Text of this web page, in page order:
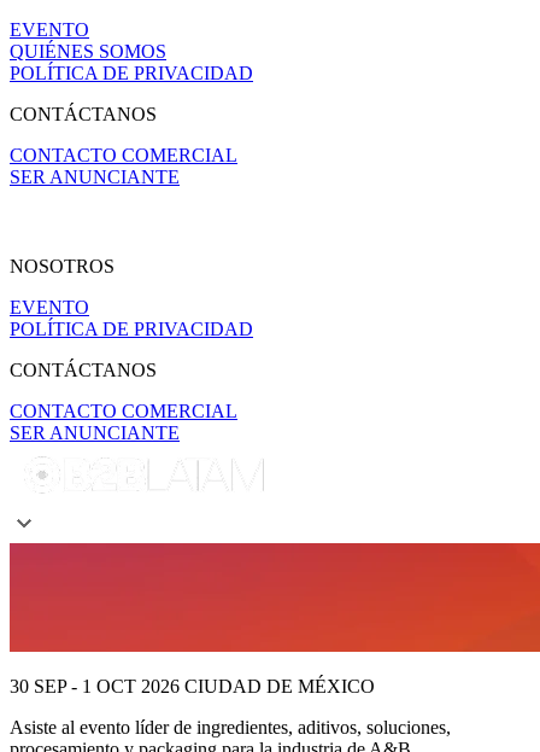
EVENTO
QUIÉNES SOMOS
POLÍTICA DE PRIVACIDAD
CONTÁCTANOS
CONTACTO COMERCIAL
SER ANUNCIANTE
NOSOTROS
EVENTO
POLÍTICA DE PRIVACIDAD
CONTÁCTANOS
CONTACTO COMERCIAL
SER ANUNCIANTE
30 SEP - 1 OCT 2026 CIUDAD DE MÉXICO
Asiste al evento líderde ingredientes, aditivos, soluciones,